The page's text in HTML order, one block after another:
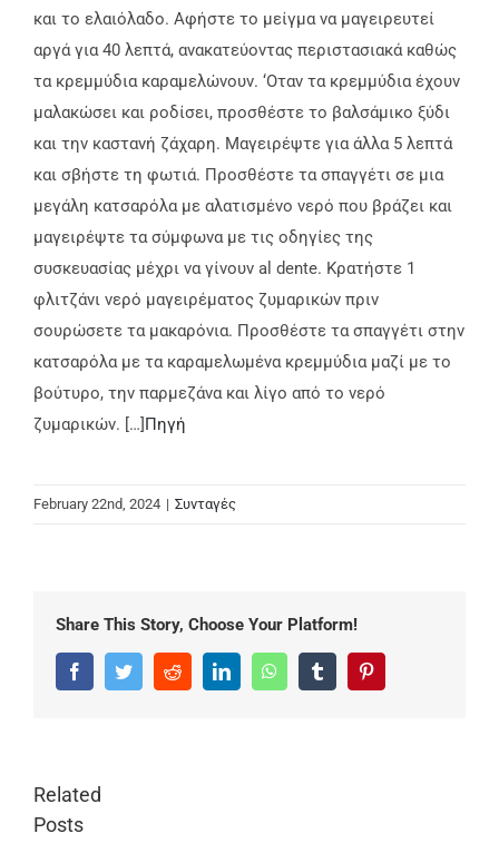
και το ελαιόλαδο. Αφήστε το μείγμα να μαγειρευτεί
αργά για 40 λεπτά, ανακατεύοντας περιστασιακά καθώς
τα κρεμμύδια καραμελώνουν. ‘Οταν τα κρεμμύδια έχουν
μαλακώσει και ροδίσει, προσθέστε το βαλσάμικο ξύδι
και την καστανή ζάχαρη. Μαγειρέψτε για άλλα 5 λεπτά
και σβήστε τη φωτιά. Προσθέστε τα σπαγγέτι σε μια
μεγάλη κατσαρόλα με αλατισμένο νερό που βράζει και
μαγειρέψτε τα σύμφωνα με τις οδηγίες της
συσκευασίας μέχρι να γίνουν al dente. Κρατήστε 1
φλιτζάνι νερό μαγειρέματος ζυμαρικών πριν
σουρώσετε τα μακαρόνια. Προσθέστε τα σπαγγέτι στην
κατσαρόλα με τα καραμελωμένα κρεμμύδια μαζί με το
βούτυρο, την παρμεζάνα και λίγο από το νερό
ζυμαρικών. […] Πηγή
February 22nd, 2024 | Συνταγές
Share This Story, Choose Your Platform!
FacebookTwitterRedditLinkedInWhatsAppTumblr
Related
Posts